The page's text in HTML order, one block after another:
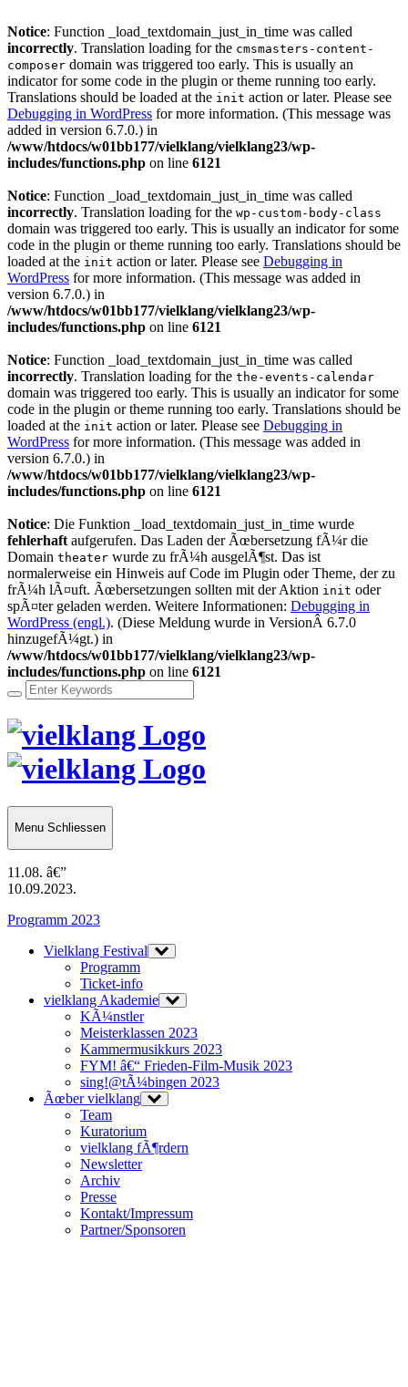
Notice: Function _load_textdomain_just_in_time was called
incorrectly. Translation loading for the cmsmasters-content-
composer domain was triggered too early. This is usually an
indicator for some code in the plugin or theme running too early.
Translations should be loaded at the init action or later. Please see
Debugging in WordPress for more information. (This message was
added in version 6.7.0.) in
/www/htdocs/w01bb177/vielklang/vielklang23/wp-
includes/functions.php on line 6121
Notice: Function _load_textdomain_just_in_time was called
incorrectly. Translation loading for the wp-custom-body-class
domain was triggered too early. This is usually an indicator for some
code in the plugin or theme running too early. Translations should be
loaded at the init action or later. Please see Debugging in
WordPress for more information. (This message was added in
version 6.7.0.) in
/www/htdocs/w01bb177/vielklang/vielklang23/wp-
includes/functions.php on line 6121
Notice: Function _load_textdomain_just_in_time was called
incorrectly. Translation loading for the the-events-calendar
domain was triggered too early. This is usually an indicator for some
code in the plugin or theme running too early. Translations should be
loaded at the init action or later. Please see Debugging in
WordPress for more information. (This message was added in
version 6.7.0.) in
/www/htdocs/w01bb177/vielklang/vielklang23/wp-
includes/functions.php on line 6121
Notice: Die Funktion _load_textdomain_just_in_time wurde
fehlerhaft aufgerufen. Das Laden der Ãœbersetzung fÃ¼r die
Domain theater wurde zu frÃ¼h ausgelÃ¶st. Das ist
normalerweise ein Hinweis auf Code im Plugin oder Theme, der zu
frÃ¼h lÃ¤uft. Ãœbersetzungen sollten mit der Aktion init oder
spÃ¤ter geladen werden. Weitere Informationen: Debugging in
WordPress (engl.). (Diese Meldung wurde in VersionÂ 6.7.0
hinzugefÃ¼gt.) in
/www/htdocs/w01bb177/vielklang/vielklang23/wp-
includes/functions.php on line 6121
Menu Schliessen
11.08. â€”
10.09.2023.
Programm 2023
Vielklang Festival
Programm
Ticket-info
vielklang Akademie
KÃ¼nstler
Meisterklassen 2023
Kammermusikkurs 2023
FYM! â€“ Frieden-Film-Musik 2023
sing!@tÃ¼bingen 2023
Ãœber vielklang
Team
Kuratorium
vielklang fÃ¶rdern
Newsletter
Archiv
Presse
Kontakt/Impressum
Partner/Sponsoren